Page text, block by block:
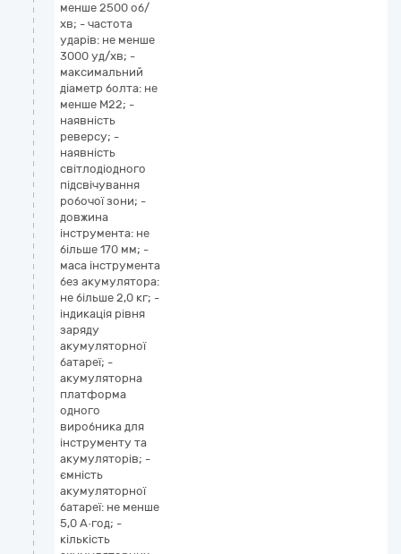
менше 2500 об/
хв; - частота
ударів: не менше
3000 уд/хв; -
максимальний
діаметр болта: не
менше М22; -
наявність
реверсу; -
наявність
світлодіодного
підсвічування
робочої зони; -
довжина
інструмента: не
більше 170 мм; -
маса інструмента
без акумулятора:
не більше 2,0 кг; -
індикація рівня
заряду
акумуляторної
батареї; -
акумуляторна
платформа
одного
виробника для
інструменту та
акумуляторів; -
ємність
акумуляторної
батареї: не менше
5,0 А·год; -
кількість